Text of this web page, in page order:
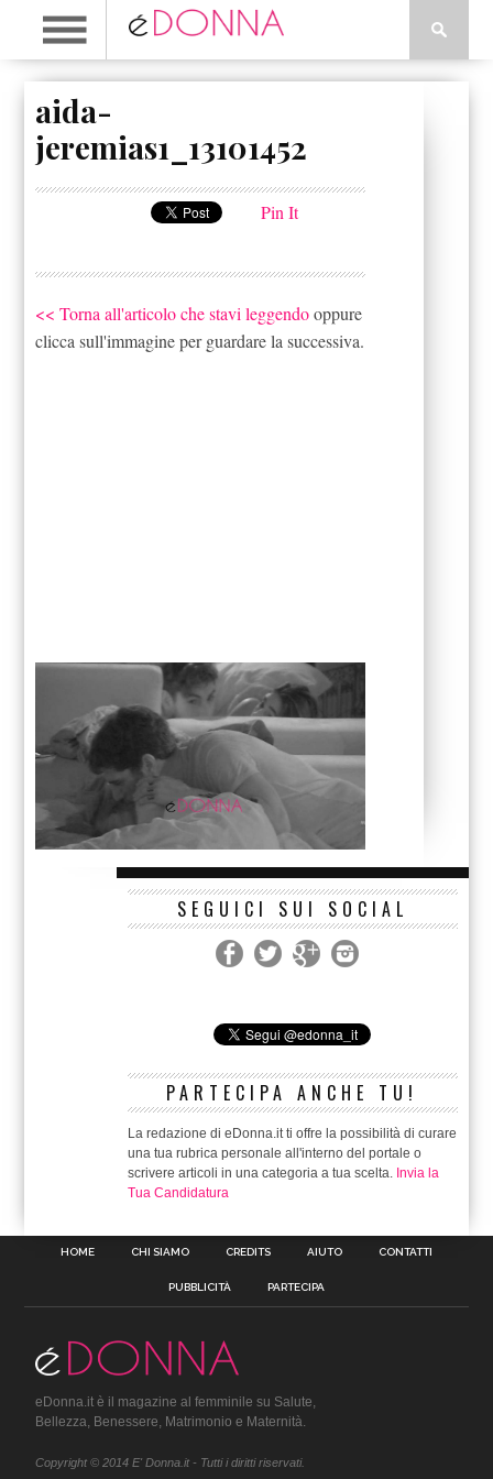
aida-
jeremias1_13101452
Pin It
<< Torna all'articolo che stavi leggendooppure
clicca sull'immagine per guardare la successiva.
SEGUICI SUI SOCIAL
PARTECIPA ANCHE TU!
La redazione di eDonna.it ti offre la possibilità di curare
una tua rubrica personale all'interno del portale o
scrivere articoli in una categoria a tua scelta. Invia la
Tua Candidatura
HOME CHI SIAMO CREDITS AIUTO CONTATTI
PUBBLICITÀ PARTECIPA
eDonna.it è il magazine al femminile su Salute,
Bellezza, Benessere, Matrimonio e Maternità.
Copyright © 2014 E' Donna.it - Tutti i diritti riservati.